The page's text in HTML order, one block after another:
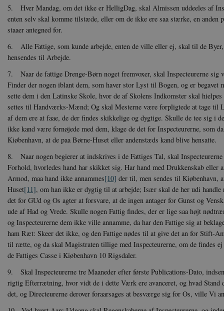
5. Hver Mandag, om det ikke er HelligDag, skal Almissen uddeeles af
enten selv skal komme tilstæde, eller om de ikke ere saa stærke, en anden
staaer antegned for.
6. Alle Fattige, som kunde arbejde, enten de ville eller ej, skal til de
hensendes til Arbejde.
7. Naar de fattige Drenge-Børn noget fremvoxer, skal Inspecteurerne sig
Finder der nogen iblant dem, som haver stor Lyst til Bogen, og er begavet
sette dem i den Latinske Skole, hvor de af Skolens Indkomster skal
settes til Handværks-Mænd; Og skal Mesterne være forpligtede at tage til
af dem ere at faae, de der findes skikkelige og dygtige. Skulle de tee sig i
ikke kand være fornøjede med dem, klage de det for Inspecteurerne, som
Kiøbenhavn, at de paa Børne-Huset eller andenstæds kand blive hensatte.
8. Naar nogen begierer at indskrives i de Fattiges Tal, skal Inspecteurerne
Forhold, hvorledes hand har skikket sig. Har hand med Drukkenskab eller
Armod, maa hand ikke annammes[10] der til, men sendes til Kiøbenhavn,
Huset[11], om han ikke er dygtig til at arbejde; Især skal de her udi handle
det for GUd og Os agter at forsvare, at de ingen antager for Gunst og
ude af Had og Vrede. Skulle nogen Fattig findes, der er lige saa højt
og Inspecteurerne dem ikke ville annamme, da har den Fattige sig at
ham Ræt: Skeer det ikke, og den Fattige nødes til at give det an for Stift-
til rætte, og da skal Magistraten tillige med Inspecteurerne, om de findes
de Fattiges Casse i Kiøbenhavn 10 Rigsdaler.
9. Skal Inspecteurerne tre Maaneder efter første Publications-Dato,
rigtig Efterrætning, hvor vidt de i dette Værk ere avanceret, og hvad Stand
det, og Directeurerne derover foraarsages at besværge sig for Os, ville Vi
__cf_bm
Navn
nmstat
Key-Pair-Id
_gid
h5pcomsession
CloudFront-
Signature
vuid
Region
CloudFront-
Policy
_ga_7J1SYH77RJ
Navn
VISITOR_INFO1_LIVE
NID
YSC
Navn
cf_clearance
Navn
_cfuvid